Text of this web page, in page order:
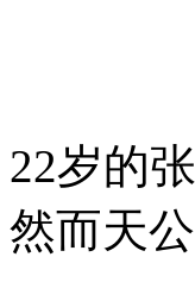
22岁的
然而天